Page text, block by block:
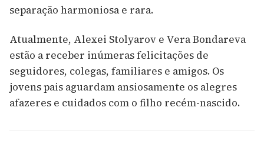
separação harmoniosa e rara.
Atualmente, Alexei Stolyarov e Vera Bondareva
estão a receber inúmeras felicitações de
seguidores, colegas, familiares e amigos. Os
jovens pais aguardam ansiosamente os alegres
afazeres e cuidados com o filho recém-nascido.